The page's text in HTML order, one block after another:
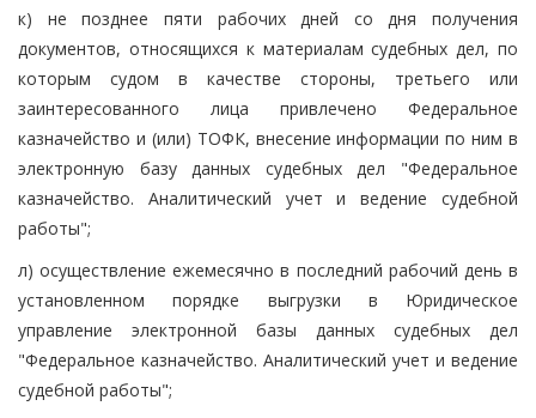
к) не позднее пяти рабочих дней со дня получения
документов, относящихся к материалам судебных дел, по
которым судом в качестве стороны, третьего или
заинтересованного лица привлечено Федеральное
казначейство и (или) ТОФК, внесение информации по ним в
электронную базу данных судебных дел "Федеральное
казначейство. Аналитический учет и ведение судебной
работы";
л) осуществление ежемесячно в последний рабочий день в
установленном порядке выгрузки в Юридическое
управление электронной базы данных судебных дел
"Федеральное казначейство. Аналитический учет и ведение
судебной работы";